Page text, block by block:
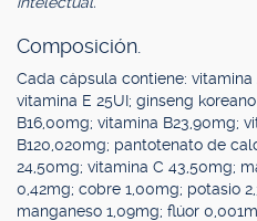
Composición.
Cada cápsula contiene:
vitamina E 25UI; ginseng
B16,00mg; vitamina B23,90mg;
B120,020mg; pantotenato de
24,50mg; vitamina C 43,50mg;
0,42mg; cobre 1,00mg; potasio
manganeso 1,09mg; flúor